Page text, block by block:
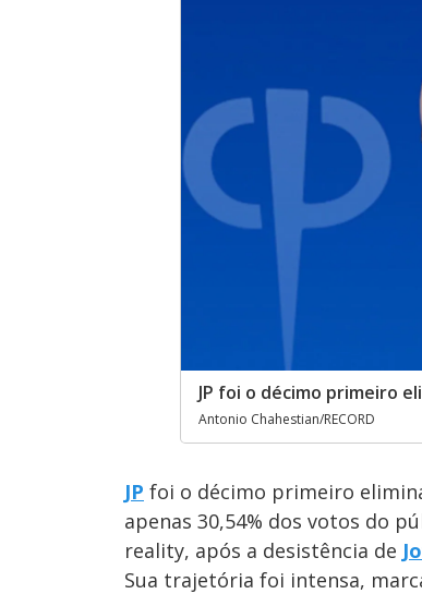
JP foi o décimo primeiro
Antonio Chahestian/RECORD
JP foi o décimo primeiro
apenas 30,54% dos votos do
reality, após a desistência de
Sua trajetória foi intensa,